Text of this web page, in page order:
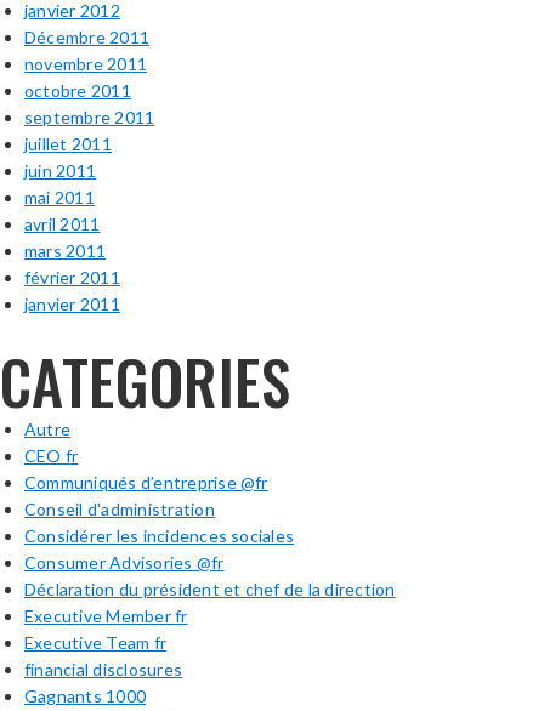
janvier 2012
Décembre 2011
novembre 2011
octobre 2011
septembre 2011
juillet 2011
juin 2011
mai 2011
avril 2011
mars 2011
février 2011
janvier 2011
CATEGORIES
Autre
CEO fr
Communiqués d’entreprise @fr
Conseil d'administration
Considérer les incidences sociales
Consumer Advisories @fr
Déclaration du président et chef de la direction
Executive Member fr
Executive Team fr
financial disclosures
Gagnants 1000